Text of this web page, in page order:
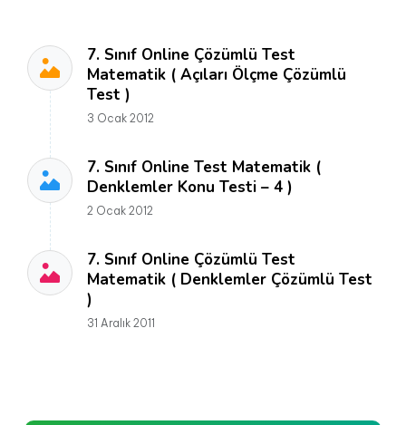
7. Sınıf Online Çözümlü Test
Matematik ( Açıları Ölçme Çözümlü
Test )
3 Ocak 2012
7. Sınıf Online Test Matematik (
Denklemler Konu Testi – 4 )
2 Ocak 2012
7. Sınıf Online Çözümlü Test
Matematik ( Denklemler Çözümlü Test
)
31 Aralık 2011